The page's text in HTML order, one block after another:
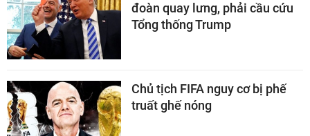
đoàn quay lưng, phải cầu cứu
Tổng thống Trump
Chủ tịch FIFA nguy cơ bị phế
truất ghế nóng